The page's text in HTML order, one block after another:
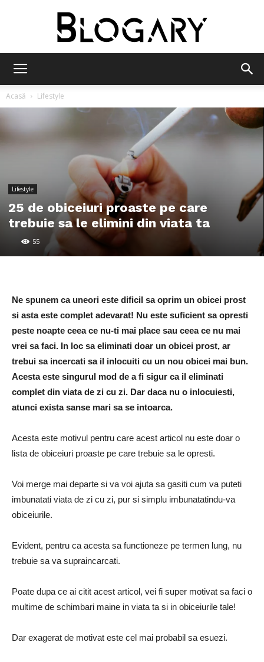
Acasă Lifestyle
Lifestyle
25 de obiceiuri proaste pe care
trebuie sa le elimini din viata ta
55
Ne spunem ca uneori este dificil sa oprim un obicei prost
si asta este complet adevarat! Nu este suficient sa opresti
peste noapte ceea ce nu-ti mai place sau ceea ce nu mai
vrei sa faci. In loc sa eliminati doar un obicei prost, ar
trebui sa incercati sa il inlocuiti cu un nou obicei mai bun.
Acesta este singurul mod de a fi sigur ca il eliminati
complet din viata de zi cu zi. Dar daca nu o inlocuiesti,
atunci exista sanse mari sa se intoarca.
Acesta este motivul pentru care acest articol nu este doar o
lista de obiceiuri proaste pe care trebuie sa le opresti.
Voi merge mai departe si va voi ajuta sa gasiti cum va puteti
imbunatati viata de zi cu zi, pur si simplu imbunatatindu-va
obiceiurile.
Evident, pentru ca acesta sa functioneze pe termen lung, nu
trebuie sa va supraincarcati.
Poate dupa ce ai citit acest articol, vei fi super motivat sa faci o
multime de schimbari maine in viata ta si in obiceiurile tale!
Dar exagerat de motivat este cel mai probabil sa esuezi.